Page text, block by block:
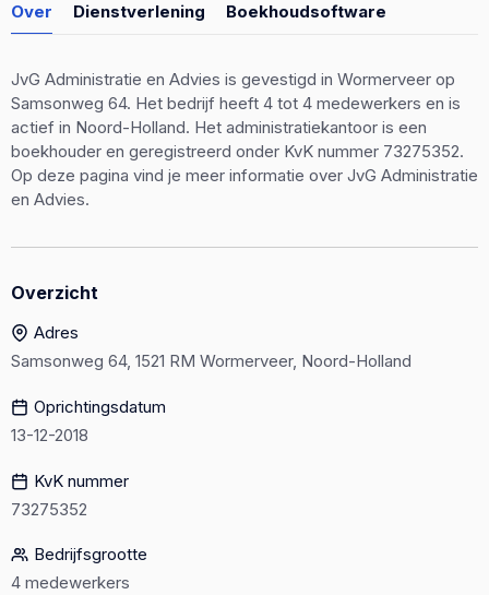
Over Dienstverlening Boekhoudsoftware
JvG Administratie en Advies is gevestigd in Wormerveer op
Samsonweg 64. Het bedrijf heeft 4 tot 4 medewerkers en is
actief in Noord-Holland. Het administratiekantoor is een
boekhouder en geregistreerd onder KvK nummer 73275352.
Op deze pagina vind je meer informatie over JvG Administratie
en Advies.
Overzicht
Adres
Samsonweg 64, 1521 RM Wormerveer, Noord-Holland
Oprichtingsdatum
13-12-2018
KvK nummer
73275352
Bedrijfsgrootte
4 medewerkers